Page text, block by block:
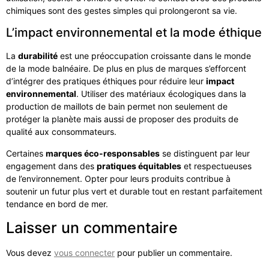
chimiques sont des gestes simples qui prolongeront sa vie.
L’impact environnemental et la mode éthique
La durabilité est une préoccupation croissante dans le monde
de la mode balnéaire. De plus en plus de marques s’efforcent
d’intégrer des pratiques éthiques pour réduire leur impact
environnemental. Utiliser des matériaux écologiques dans la
production de maillots de bain permet non seulement de
protéger la planète mais aussi de proposer des produits de
qualité aux consommateurs.
Certaines marques éco-responsables se distinguent par leur
engagement dans des pratiques équitables et respectueuses
de l’environnement. Opter pour leurs produits contribue à
soutenir un futur plus vert et durable tout en restant parfaitement
tendance en bord de mer.
Laisser un commentaire
Vous devez vous connecter pour publier un commentaire.